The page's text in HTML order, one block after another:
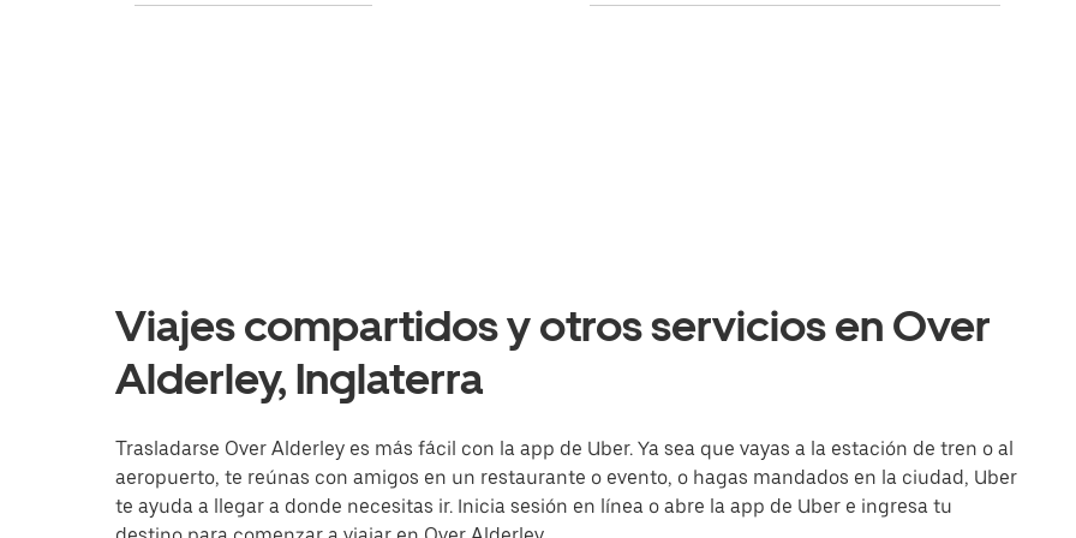
Viajes compartidos y otros servicios en Over
Alderley, Inglaterra
Trasladarse Over Alderley es más fácil con la app de Uber. Ya sea que vayas a la estación de tren o al
aeropuerto, te reúnas con amigos en un restaurante o evento, o hagas mandados en la ciudad, Uber
te ayuda a llegar a donde necesitas ir. Inicia sesión en línea o abre la app de Uber e ingresa tu